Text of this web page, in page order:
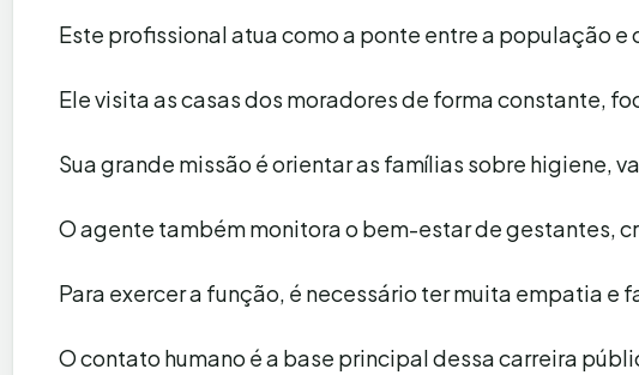
Este profissional atua como a ponte entre a população e
Ele visita as casas dos moradores de forma constante,
Sua grande missão é orientar as famílias sobre higiene,
O agente também monitora o bem-estar de gestantes,
Para exercer a função, é necessário ter muita empatia e
O contato humano é a base principal dessa carreira